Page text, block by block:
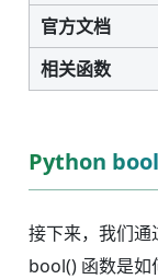
官方文档
相关函数
Python
接下来，我们
bool() 函数是如